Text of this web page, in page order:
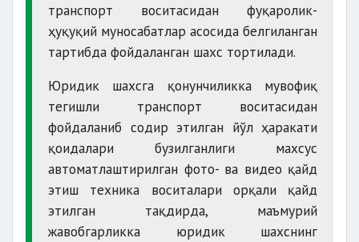
транспорт воситасидан фуқаролик-
ҳуқуқий муносабатлар асосида белгиланган
тартибда фойдаланган шахс тортилади.
Юридик шахсга қонунчиликка мувофиқ
тегишли транспорт воситасидан
фойдаланиб содир этилган йўл ҳаракати
қоидалари бузилганлиги махсус
автоматлаштирилган фото- ва видео қайд
этиш техника воситалари орқали қайд
этилган тақдирда, маъмурий
жавобгарликка юридик шахснинг